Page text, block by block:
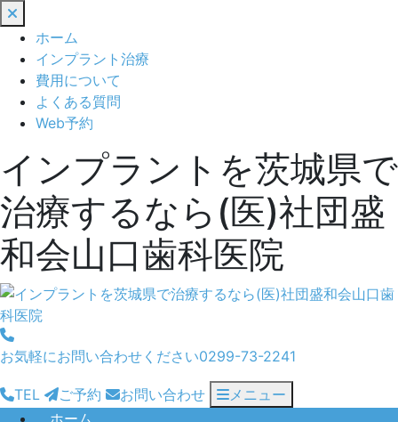
じ
る
ホーム
インプラント治療
費用について
よくある質問
Web予約
インプラントを茨城県で
治療するなら(医)社団盛
和会山口歯科医院
お気軽にお問い合わせください0299-73-2241
TEL ご予約 お問い合わせ
メニュー
ホーム